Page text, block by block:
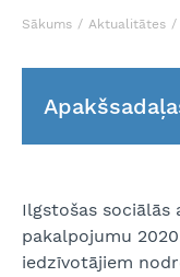
Sākums Aktualitātes
Ilgstošas
pakalpojumu
iedzīvotājiem